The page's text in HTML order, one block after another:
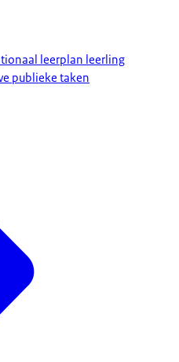
leerplan leerling
publieke taken